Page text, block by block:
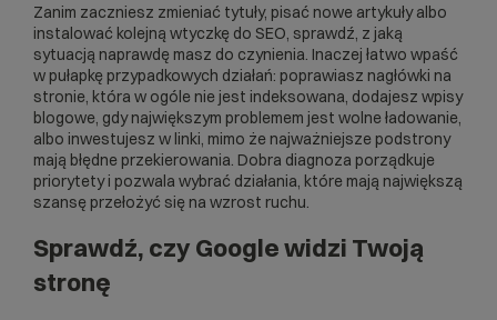
Zanim zaczniesz zmieniać tytuły, pisać nowe artykuły albo
instalować kolejną wtyczkę do SEO, sprawdź, z jaką
sytuacją naprawdę masz do czynienia. Inaczej łatwo wpaść
w pułapkę przypadkowych działań: poprawiasz nagłówki na
stronie, która w ogóle nie jest indeksowana, dodajesz wpisy
blogowe, gdy największym problemem jest wolne ładowanie,
albo inwestujesz w linki, mimo że najważniejsze podstrony
mają błędne przekierowania. Dobra diagnoza porządkuje
priorytety i pozwala wybrać działania, które mają największą
szansę przełożyć się na wzrost ruchu.
Sprawdź, czy Google widzi Twoją
stronę